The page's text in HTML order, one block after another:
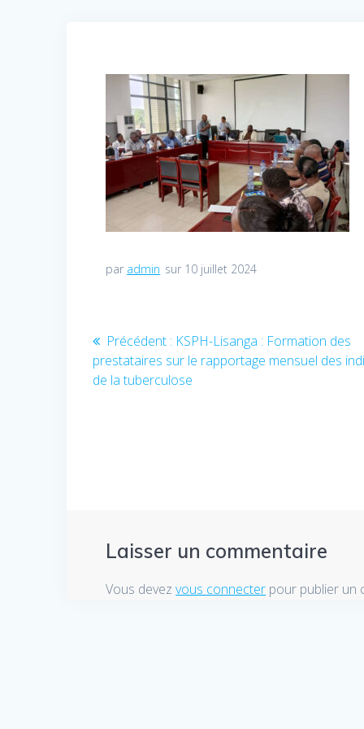
par admin sur 10 juillet 2024
Navigation
de
Précédent : Article
précédent
:
KSPH-Lisanga : Formation des
prestataires sur le rapportage mensuel des
de la tuberculose
Laisser un commentaire
Vous devezvous connecter pour publier un